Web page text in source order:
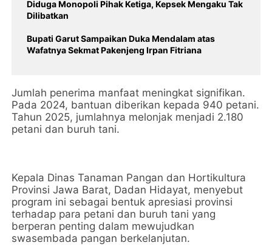
Diduga Monopoli Pihak Ketiga, Kepsek Mengaku Tak
Dilibatkan
Bupati Garut Sampaikan Duka Mendalam atas
Wafatnya Sekmat Pakenjeng Irpan Fitriana
‎Jumlah penerima manfaat meningkat signifikan.
Pada 2024, bantuan diberikan kepada 940 petani.
Tahun 2025, jumlahnya melonjak menjadi 2.180
petani dan buruh tani.
‎Kepala Dinas Tanaman Pangan dan Hortikultura
Provinsi Jawa Barat, Dadan Hidayat, menyebut
program ini sebagai bentuk apresiasi provinsi
terhadap para petani dan buruh tani yang
berperan penting dalam mewujudkan
swasembada pangan berkelanjutan.